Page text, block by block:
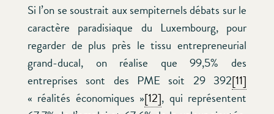
Si l’on se soustrait aux sempiternels débats sur le
caractère paradisiaque du Luxembourg, pour
regarder de plus près le tissu entrepreneurial
grand-ducal, on réalise que 99,5% des
entreprises sont des PME soit 29 392[11]
« réalités économiques »[12], qui représentent